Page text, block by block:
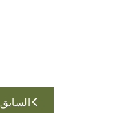
تصفّح
السابق